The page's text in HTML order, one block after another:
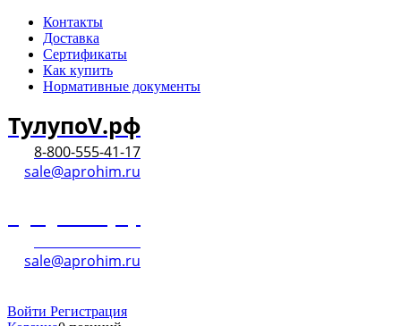
Контакты
Доставка
Сертификаты
Как купить
Нормативные документы
ТулупоV.рф
8-800-555-41-17
sale@aprohim.ru
sale@aprohim.ru
Войти Регистрация